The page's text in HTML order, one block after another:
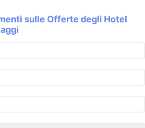
sulle Offerte degli Hotel